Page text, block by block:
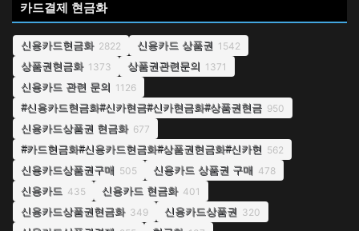
카드결제 현금화
신용카드현금화 2822 신용카드 상품권 1542
상품권현금화 1373 상품권관련문의 1371
신용카드 관련 문의 1126
#신용카드현금화#신카현금#신카현금화#상품권현금 950
신용카드상품권 현금화 677
#카드현금화#신용카드현금화#상품권현금화#신카현 562
신용카드상품권구매 505 신용카드 상품권 구매 478
신용카드 435 신용카드 현금화 401
신용카드상품권현금화 349 신용카드상품권 320